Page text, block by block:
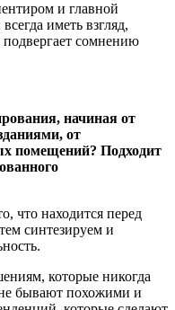
и главной
иметь взгляд,
сомнению
начиная от
от
помещений? Подходит
что находится перед
синтезируем и
которые никогда
бывают похожими и